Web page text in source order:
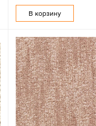
В корзину